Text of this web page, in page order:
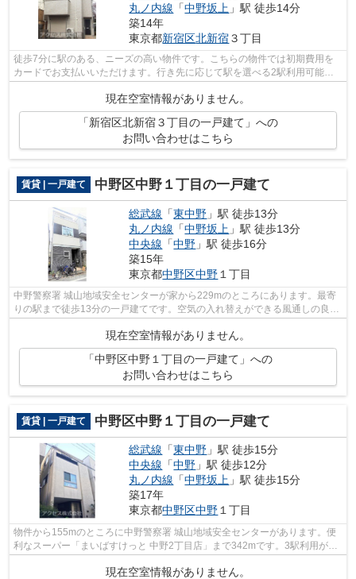
丸ノ内線 「中野坂上 」駅 徒歩14分
築14年
東京都新宿区北新宿３丁目
徒歩7分に駅のある、ニーズの高い物件です。こちらの物件では初期費用を
カードでお支払いいただけます。行き先に応じて駅を選べる2駅利用可能な
現在空室情報がありません。
「新宿区北新宿３丁目の一戸建て」への
お問い合わせはこちら
賃貸 | 一戸建て 中野区中野１丁目の一戸建て
総武線 「東中野 」駅 徒歩13分
丸ノ内線 「中野坂上 」駅 徒歩13分
中央線 「中野 」駅 徒歩16分
築15年
東京都中野区中野 １丁目
中野警察署 城山地域安全センターが家から229mのところにあります。最寄
りの駅まで徒歩13分の一戸建てです。空気の入れ替えができる風通しの良い
現在空室情報がありません。
「中野区中野１丁目の一戸建て」への
お問い合わせはこちら
賃貸 | 一戸建て 中野区中野１丁目の一戸建て
総武線 「東中野 」駅 徒歩15分
中央線 「中野 」駅 徒歩12分
丸ノ内線 「中野坂上 」駅 徒歩15分
築17年
東京都中野区中野１丁目
物件から155mのところに中野警察署 城山地域安全センターがあります。便
利なスーパー「まいばすけっと 中野2丁目店」まで342mです。3駅利用がで
現在空室情報がありません。